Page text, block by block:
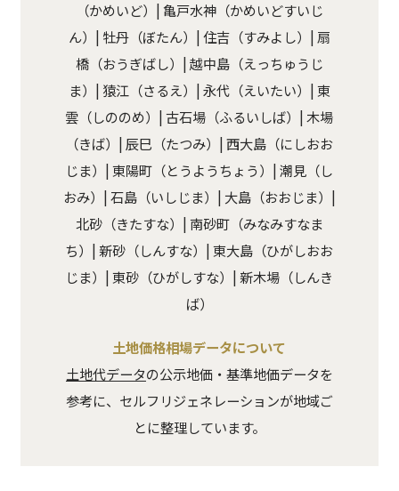
（かめいど）| 亀戸水神（かめいどすいじ
ん）| 牡丹（ぼたん）| 住吉（すみよし）| 扇
橋（おうぎばし）| 越中島（えっちゅうじ
ま）| 猿江（さるえ）| 永代（えいたい）| 東
雲（しののめ）| 古石場（ふるいしば）| 木場
（きば）| 辰巳（たつみ）| 西大島（にしおお
じま）| 東陽町（とうようちょう）| 潮見（し
おみ）| 石島（いしじま）| 大島（おおじま）|
北砂（きたすな）| 南砂町（みなみすなま
ち）| 新砂（しんすな）| 東大島（ひがしおお
じま）| 東砂（ひがしすな）| 新木場（しんき
ば）
土地価格相場データについて
土地代データの公示地価・基準地価データを
参考に、セルフリジェネレーションが地域ご
とに整理しています。